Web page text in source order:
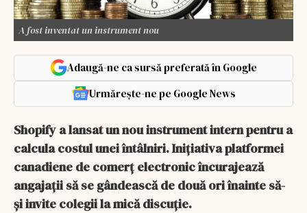
A fost inventat un instrument nou
Adaugă-ne ca sursă preferată în Google
Urmărește-ne pe Google News
Shopify a lansat un nou instrument intern pentru a
calcula costul unei întâlniri. Inițiativa platformei
canadiene de comerț electronic încurajează
angajații să se gândească de două ori înainte să-
și invite colegii la mică discuție.